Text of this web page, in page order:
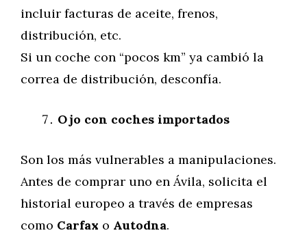
incluir facturas de aceite, frenos,
distribución, etc.
Si un coche con “pocos km” ya cambió la
correa de distribución, desconfía.
Ojo con coches importados
Son los más vulnerables a manipulaciones.
Antes de comprar uno en Ávila, solicita el
historial europeo a través de empresas
como Carfax o Autodna.